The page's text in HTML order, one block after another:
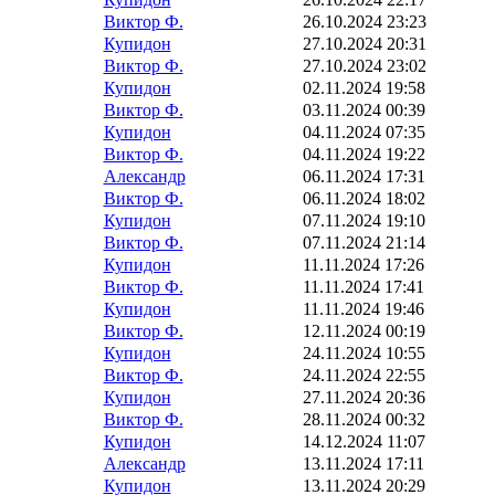
Виктор Ф.
26.10.2024 23:23
Купидон
27.10.2024 20:31
Виктор Ф.
27.10.2024 23:02
Купидон
02.11.2024 19:58
Виктор Ф.
03.11.2024 00:39
Купидон
04.11.2024 07:35
Виктор Ф.
04.11.2024 19:22
Александр
06.11.2024 17:31
Виктор Ф.
06.11.2024 18:02
Купидон
07.11.2024 19:10
Виктор Ф.
07.11.2024 21:14
Купидон
11.11.2024 17:26
Виктор Ф.
11.11.2024 17:41
Купидон
11.11.2024 19:46
Виктор Ф.
12.11.2024 00:19
Купидон
24.11.2024 10:55
Виктор Ф.
24.11.2024 22:55
Купидон
27.11.2024 20:36
Виктор Ф.
28.11.2024 00:32
Купидон
14.12.2024 11:07
Александр
13.11.2024 17:11
Купидон
13.11.2024 20:29